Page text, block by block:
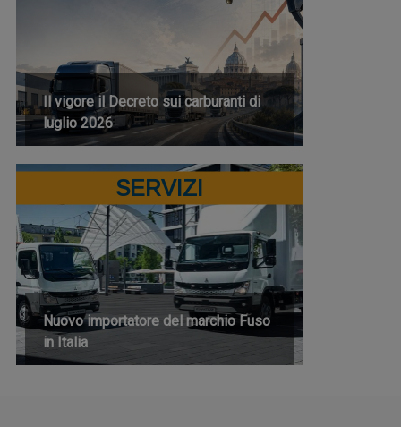
Il vigore il Decreto sui carburanti di
luglio 2026
SERVIZI
Nuovo importatore del marchio Fuso
in Italia